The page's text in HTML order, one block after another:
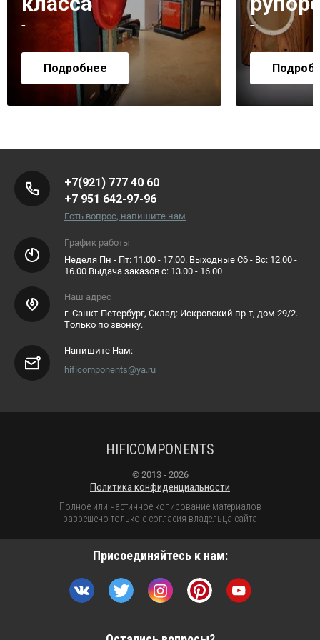
-
Подробнее
-
+7(921) 777 40 60
+7 951 642-97-96
Есть вопрос, напишите нам
График работы
Неделя Пн - Пт: 11.00 - 17.00. Выходные Сб - Вс: 12.00 -
16.00 Выдача заказов с: 13.00 - 16.00
Наш адрес
г. Санкт-Петербург, Склад: Искровский пр-т, дом 29/2.
Только по звонку.
Напишите Нам:
hificomponents@ya.ru
HIFICOMPONENTS
© 2013 - 2026
Политика конфиденциальности
Полное или частичное копирование материалов
разрешено только с согласия владельца сайта
Присоединяйтесь к нам: